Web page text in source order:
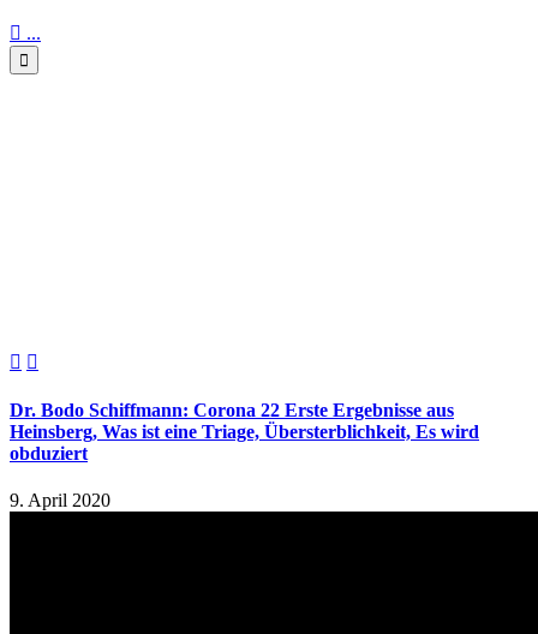
 ...

 
Dr. Bodo Schiffmann: Corona 22 Erste Ergebnisse aus
Heinsberg, Was ist eine Triage, Übersterblichkeit, Es wird
obduziert
9. April 2020